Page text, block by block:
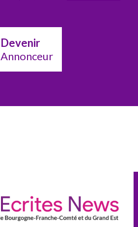
Devenir
Annonceur